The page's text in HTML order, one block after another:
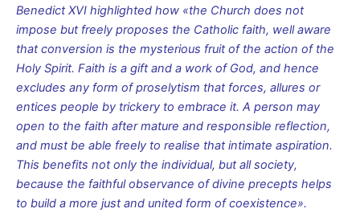
Benedict XVI highlighted how «the Church does not
impose but freely proposes the Catholic faith, well aware
that conversion is the mysterious fruit of the action of the
Holy Spirit. Faith is a gift and a work of God, and hence
excludes any form of proselytism that forces, allures or
entices people by trickery to embrace it. A person may
open to the faith after mature and responsible reflection,
and must be able freely to realise that intimate aspiration.
This benefits not only the individual, but all society,
because the faithful observance of divine precepts helps
to build a more just and united form of coexistence».